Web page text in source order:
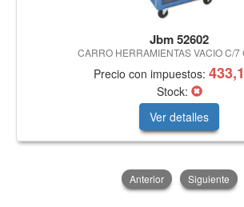
Jbm 52602
CARRO HERRAMIENTAS VACIO C/7
Precio con impuestos:
Stock:
Ver detalles
Anterior Siguiente